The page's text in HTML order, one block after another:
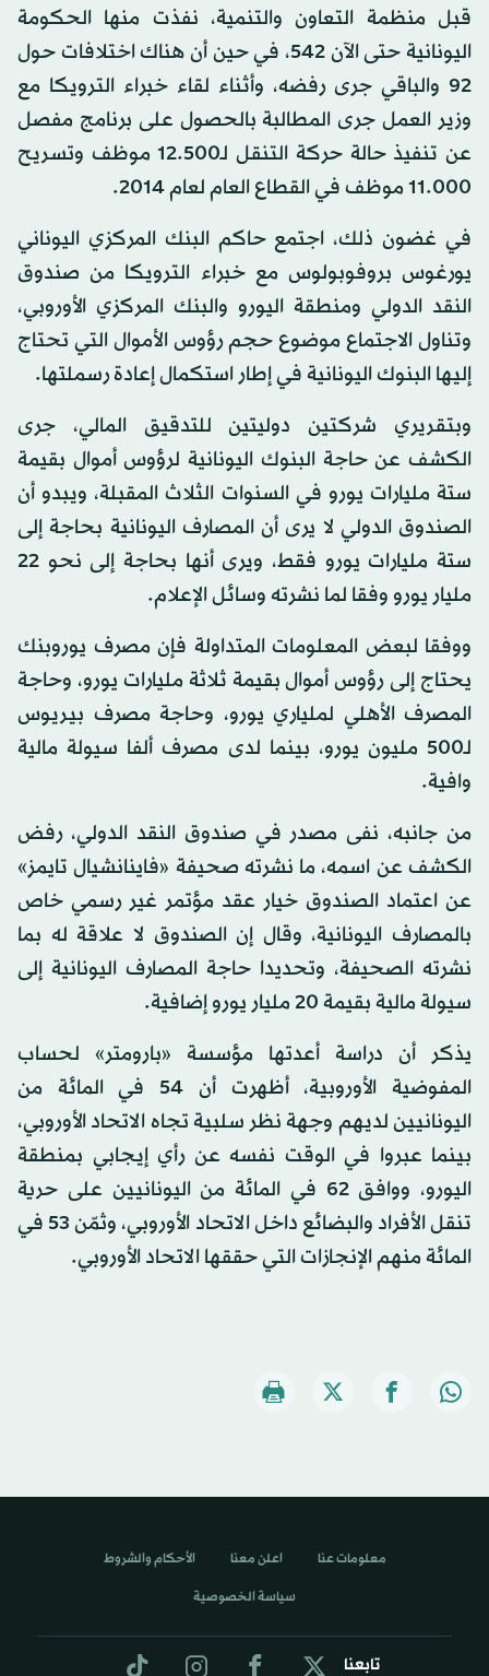
قبل منظمة التعاون والتنمية، نفذت منها الحكومة
اليونانية حتى الآن 542، في حين أن هناك اختلافات حول
92 والباقي جرى رفضه، وأثناء لقاء خبراء الترويكا مع
وزير العمل جرى المطالبة بالحصول على برنامج مفصل
عن تنفيذ حالة حركة التنقل لـ12.500 موظف وتسريح
11.000 موظف في القطاع العام لعام 2014.
في غضون ذلك، اجتمع حاكم البنك المركزي اليوناني
يورغوس بروفوبولوس مع خبراء الترويكا من صندوق
النقد الدولي ومنطقة اليورو والبنك المركزي الأوروبي،
وتناول الاجتماع موضوع حجم رؤوس الأموال التي تحتاج
إليها البنوك اليونانية في إطار استكمال إعادة رسملتها.
وبتقريري شركتين دوليتين للتدقيق المالي، جرى
الكشف عن حاجة البنوك اليونانية لرؤوس أموال بقيمة
ستة مليارات يورو في السنوات الثلاث المقبلة، ويبدو أن
الصندوق الدولي لا يرى أن المصارف اليونانية بحاجة إلى
ستة مليارات يورو فقط، ويرى أنها بحاجة إلى نحو 22
مليار يورو وفقا لما نشرته وسائل الإعلام.
ووفقا لبعض المعلومات المتداولة فإن مصرف يوروبنك
يحتاج إلى رؤوس أموال بقيمة ثلاثة مليارات يورو، وحاجة
المصرف الأهلي لملياري يورو، وحاجة مصرف بيريوس
لـ500 مليون يورو، بينما لدى مصرف ألفا سيولة مالية
وافية.
من جانبه، نفى مصدر في صندوق النقد الدولي، رفض
الكشف عن اسمه، ما نشرته صحيفة «فاينانشيال تايمز»
عن اعتماد الصندوق خيار عقد مؤتمر غير رسمي خاص
بالمصارف اليونانية، وقال إن الصندوق لا علاقة له بما
نشرته الصحيفة، وتحديدا حاجة المصارف اليونانية إلى
سيولة مالية بقيمة 20 مليار يورو إضافية.
يذكر أن دراسة أعدتها مؤسسة «بارومتر» لحساب
المفوضية الأوروبية، أظهرت أن 54 في المائة من
اليونانيين لديهم وجهة نظر سلبية تجاه الاتحاد الأوروبي،
بينما عبروا في الوقت نفسه عن رأي إيجابي بمنطقة
اليورو، ووافق 62 في المائة من اليونانيين على حرية
تنقل الأفراد والبضائع داخل الاتحاد الأوروبي، وثمّن 53 في
المائة منهم الإنجازات التي حققها الاتحاد الأوروبي.
تابعنا
معلومات عنا اعلن معنا الأحكام والشروط
سياسة الخصوصية